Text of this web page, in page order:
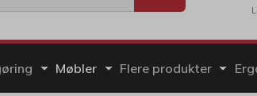
Møbler Flere produkter